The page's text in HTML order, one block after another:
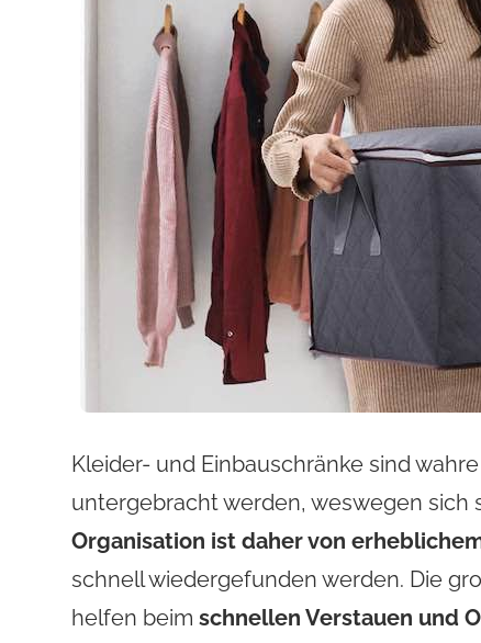
Kleider- und Einbauschränke sind
untergebracht werden, weswegen sich
Organisation ist daher von
schnell wiedergefunden werden. Die
helfen beim schnellen Verstauen und